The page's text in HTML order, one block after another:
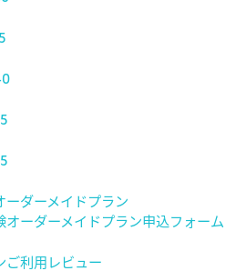
ーダーメイドプラン
オーダーメイドプラン申込フォーム
ご利用レビュー